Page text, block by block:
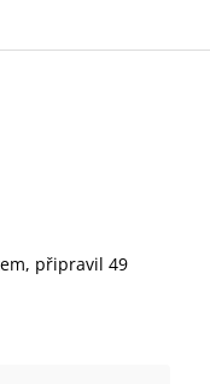
připravil 49